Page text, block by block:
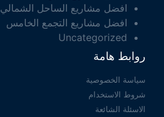
افضل مشاريع الساحل الشمالي
افضل مشاريع التجمع الخامس
Uncategorized
روابط هامة
سياسة الخصوصية
شروط الاستخدام
الاسئلة الشائعة